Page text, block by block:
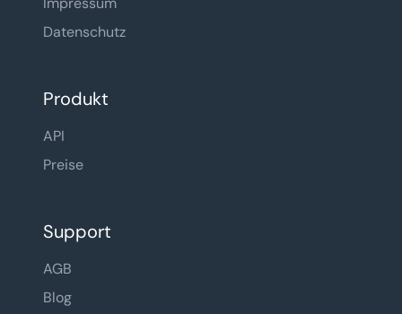
Datenschutz
Produkt
API
Preise
Support
AGB
Blog